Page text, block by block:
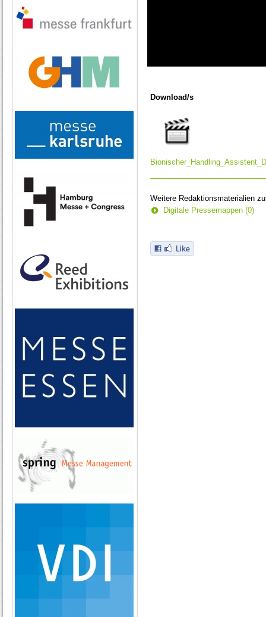
0Download/s
Weitere Redaktionsmaterialien
Digitale Pressemappen (0)